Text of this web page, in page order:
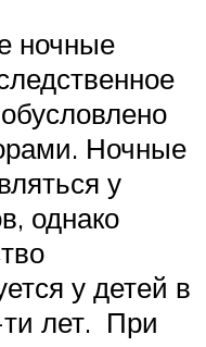
ночные
Ночные
у
однако
у детей в
ти лет. При